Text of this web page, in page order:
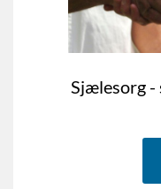
Sjælesorg -